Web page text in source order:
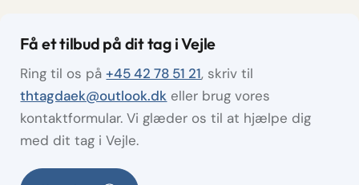
Få et tilbud på dit tag i Vejle
Ring til os på+45 42 78 51 21, skriv til
thtagdaek@outlook.dk eller brug vores
kontaktformular. Vi glæder os til at hjælpe dig
med dit tag i Vejle.